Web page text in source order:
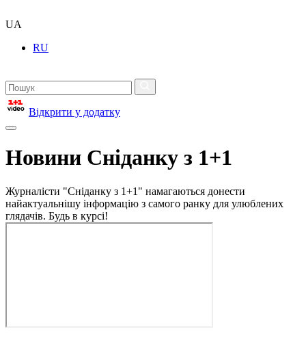
UA
RU
Відкрити у додатку
Новини Сніданку з 1+1
Журналісти "Сніданку з 1+1" намагаються донести
найактуальнішу інформацію з самого ранку для улюблених
глядачів. Будь в курсі!